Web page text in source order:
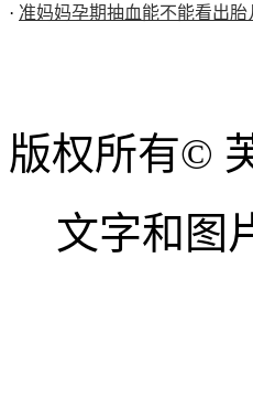
· 准妈妈孕期抽血能不能看出胎
版权所有©
文字和图